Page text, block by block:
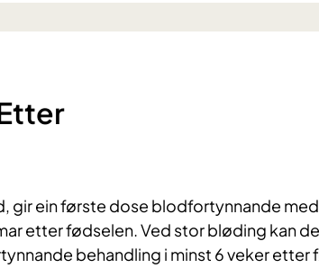
gir ein første dose blodfortynnande
etter fødselen. Ved stor bløding kan
behandling i minst 6 veker etter